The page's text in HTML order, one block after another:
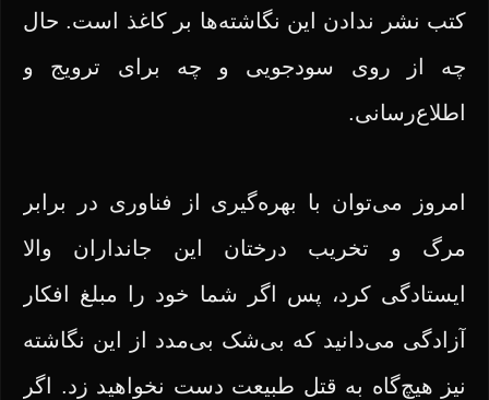
کتب نشر ندادن این نگاشته‌ها بر کاغذ است. حال
چه از روی سودجویی و چه برای ترویج و
اطلاع‌رسانی.
امروز می‌توان با بهره‌گیری از فناوری در برابر
مرگ و تخریب درختان این جانداران والا
ایستادگی کرد، پس اگر شما خود را مبلغ افکار
آزادگی می‌دانید که بی‌شک بی‌مدد از این نگاشته
نیز هیچ‌گاه به قتل طبیعت دست نخواهید زد. اگر